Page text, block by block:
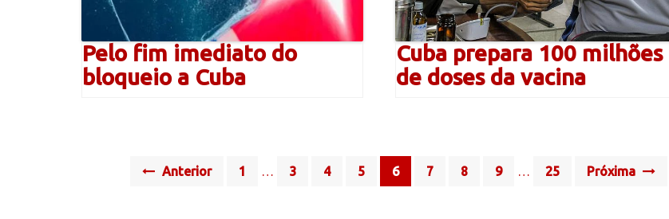
Pelo fim imediato do
bloqueio a Cuba
Cuba prepara 100 milhões
de doses da vacina
Anterior 1 … 3 4 5 6 7 8 9 … 25 Próxima